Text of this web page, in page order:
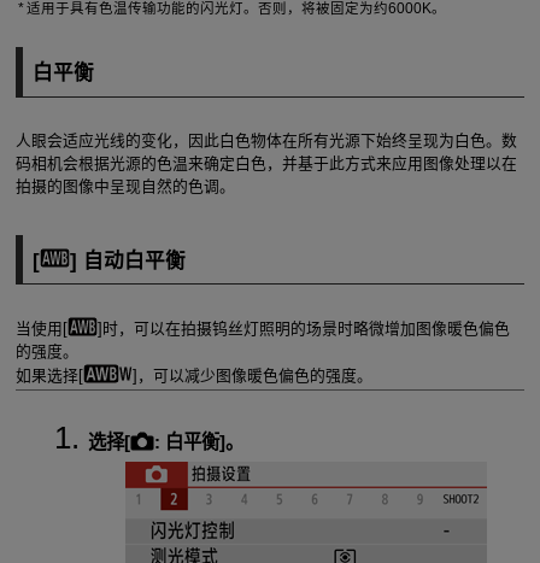
适用于具有色温传输功能的闪光灯。否则，将被固定为约6000K。
白平衡
人眼会适应光线的变化，因此白色物体在所有光源下始终呈现为白色。数
码相机会根据光源的色温来确定白色，并基于此方式来应用图像处理以在
拍摄的图像中呈现自然的色调。
[ ] 自动白平衡
当使用[
]时，可以在拍摄钨丝灯照明的场景时略微增加图像暖色偏色
的强度。
如果选择[
]，可以减少图像暖色偏色的强度。
选择[ : 白平衡]。